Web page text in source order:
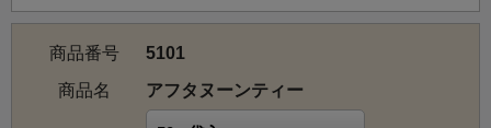
商品番号
5101
商品名
アフタヌーンティー